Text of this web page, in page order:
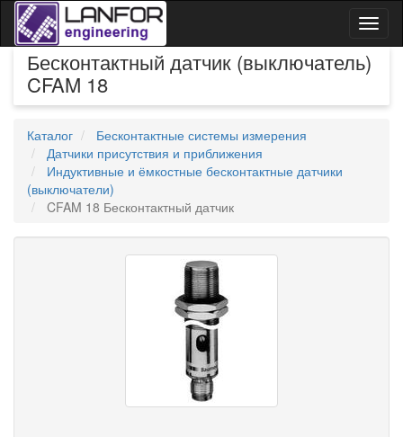
Бесконтактный датчик (выключатель)
CFAM 18
Каталог
Бесконтактные системы измерения
Датчики присутствия и приближения
Индуктивные и ёмкостные бесконтактные датчики
(выключатели)
CFAM 18 Бесконтактный датчик